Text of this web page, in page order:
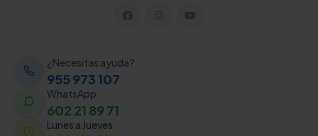
¿Necesitas ayuda?
955 973 107
WhatsApp
602 21 89 71
Lunes a Jueves